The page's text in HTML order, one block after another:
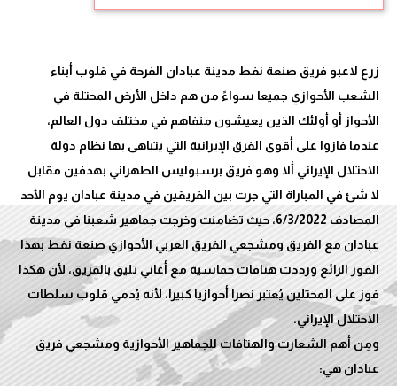
زرع لاعبو فريق صنعة نفط مدينة عبادان الفرحة في قلوب أبناء
الشعب الأحوازي جميعا سواءً من هم داخل الأرض المحتلة في
الأحواز أو أولئك الذين يعيشون منفاهم في مختلف دول العالم،
عندما فازوا على أقوى الفرق الإيرانية التي يتباهى بها نظام دولة
الاحتلال الإيراني ألا وهو فريق برسبوليس الطهراني بهدفين مقابل
لا شئ في المباراة التي جرت بين الفريقين في مدينة عبادان يوم الأحد
المصادف 6/3/2022، حيث تضامنت وخرجت جماهير شعبنا في مدينة
عبادان مع الفريق ومشجعي الفريق العربي الأحوازي صنعة نفط بهذا
الفوز الرائع ورددت هتافات حماسية مع أغاني تليق بالفريق، لأن هكذا
فوز على المحتلين يُعتبر نصرا أحوازيا كبيرا، لأنه يُدمي قلوب سلطات
ومِن أهم الشعارت والهتافات للجماهير الأحوازية ومشجعي فريق